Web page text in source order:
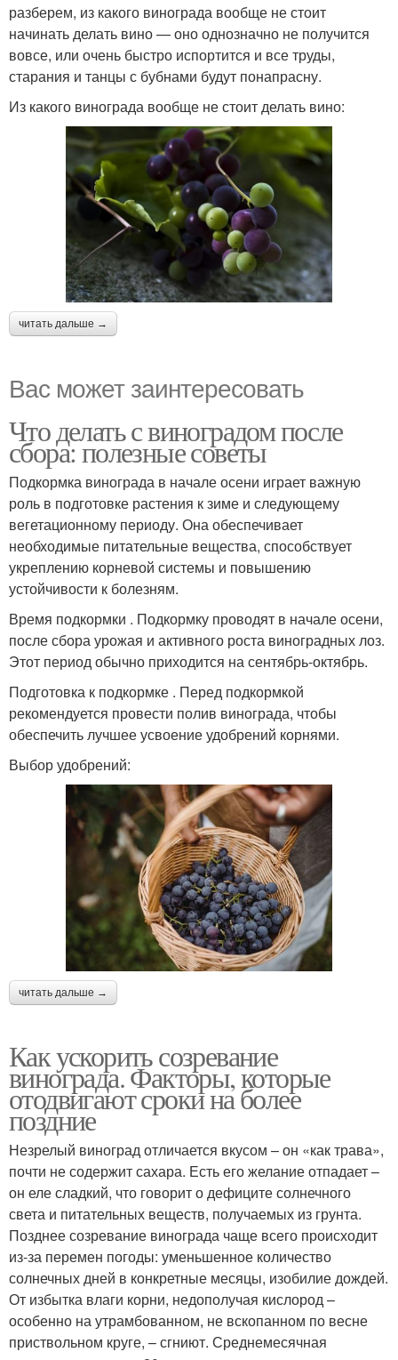
разберем, из какого винограда вообще не стоит
начинать делать вино — оно однозначно не получится
вовсе, или очень быстро испортится и все труды,
старания и танцы с бубнами будут понапрасну.
Из какого винограда вообще не стоит делать вино:
читать дальше →
Вас может заинтересовать
Что делать с виноградом после
сбора: полезные советы
Подкормка винограда в начале осени играет важную
роль в подготовке растения к зиме и следующему
вегетационному периоду. Она обеспечивает
необходимые питательные вещества, способствует
укреплению корневой системы и повышению
устойчивости к болезням.
Время подкормки . Подкормку проводят в начале осени,
после сбора урожая и активного роста виноградных лоз.
Этот период обычно приходится на сентябрь-октябрь.
Подготовка к подкормке . Перед подкормкой
рекомендуется провести полив винограда, чтобы
обеспечить лучшее усвоение удобрений корнями.
Выбор удобрений:
читать дальше →
Как ускорить созревание
винограда. Факторы, которые
отодвигают сроки на более
поздние
Незрелый виноград отличается вкусом – он «как трава»,
почти не содержит сахара. Есть его желание отпадает –
он еле сладкий, что говорит о дефиците солнечного
света и питательных веществ, получаемых из грунта.
Позднее созревание винограда чаще всего происходит
из-за перемен погоды: уменьшенное количество
солнечных дней в конкретные месяцы, изобилие дождей.
От избытка влаги корни, недополучая кислород –
особенно на утрамбованном, не вскопанном по весне
приствольном круге, – сгниют. Среднемесячная